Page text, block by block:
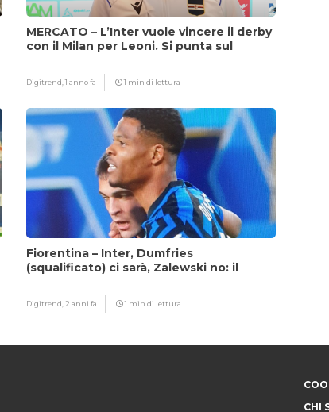
MERCATO – L’Inter vuole vincere il derby
con il Milan per Leoni. Si punta sul
Digitrend,1 anno fa 1 min di lettura
Fiorentina – Inter, Dumfries
(squalificato) ci sarà, Zalewski no: il
Digitrend,2 anni fa 1 min di lettura
CHI